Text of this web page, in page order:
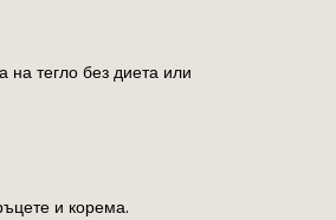
тегло без диета или
и корема.